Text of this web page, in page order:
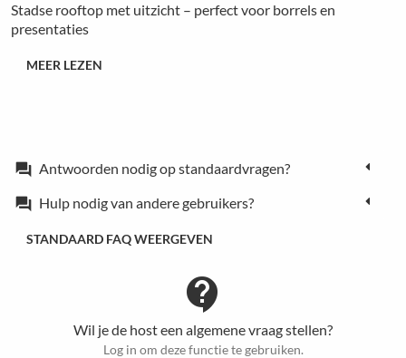
Stadse rooftop met uitzicht – perfect voor borrels en
presentaties
MEER LEZEN
forum Antwoorden nodig op standaardvragen?
forum Hulp nodig van andere gebruikers?
STANDAARD FAQ WEERGEVEN
contact_support
Wil je de host een algemene vraag stellen?
Log in om deze functie te gebruiken.